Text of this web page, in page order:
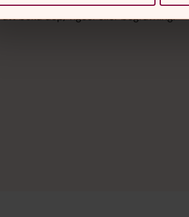
boka dop, vigsel eller begravning.